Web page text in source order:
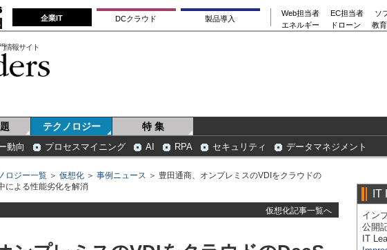
企業IT DCクラウド 製品導入
Web担当者 EC担当者
ソ
エネルギー
ドローン 教
情報サイト
テクノロジー 特 集
動向 プロセスマイニング AI RPA セキュリティ データマネジメント
ロジー一覧 ＞ 仮想化 ＞ 事例ニュース ＞ 豊田通商、オンプレミスのVDIをクラウドの
による性能劣化を解消
仮想化記事一覧へ
IT
イン
公開
IT